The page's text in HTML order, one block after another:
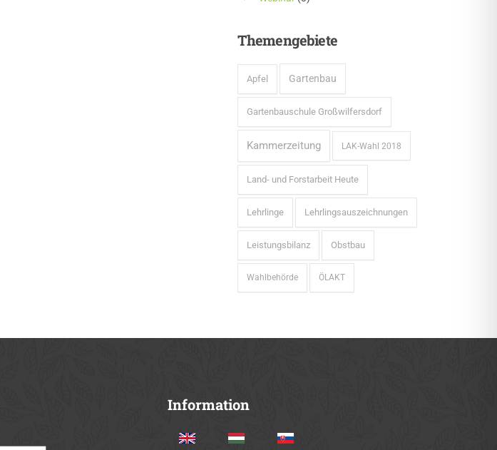
Themengebiete
Apfel Gartenbau
Gartenbauschule Großwilfersdorf
Kammerzeitung LAK-Wahl 2018
Land- und Forstarbeit Heute
Lehrlinge Lehrlingsauszeichnungen
Leistungsbilanz Obstbau
Wahlbehörde ÖLAKT
Information